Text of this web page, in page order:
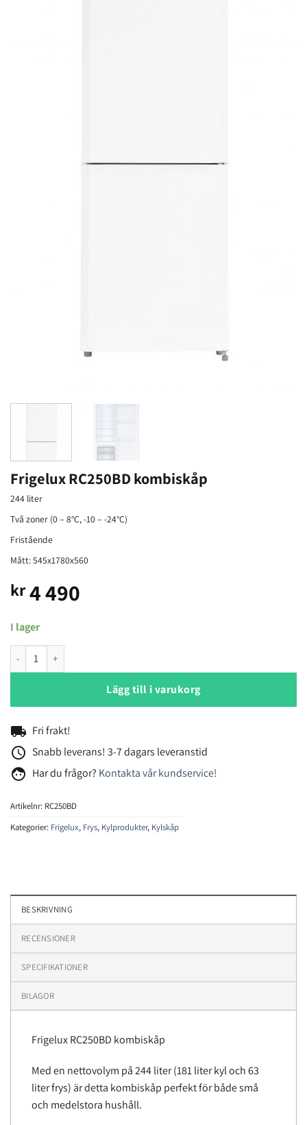
Frigelux RC250BD kombiskåp
244 liter
Två zoner (0 – 8°C, -10 – -24°C)
Fristående
Mått: 545x1780x560
kr4 490
I lager
Frigelux RC250BD kombiskåp mängd
Lägg till i varukorg
local_shipping Fri frakt!
access_time Snabb leverans! 3-7 dagars leveranstid
face Har du frågor? Kontakta vår kundservice!
Artikelnr: RC250BD
Kategorier: Frigelux, Frys, Kylprodukter, Kylskåp
BESKRIVNING
RECENSIONER
SPECIFIKATIONER
BILAGOR
Frigelux RC250BD kombiskåp
Med en nettovolym på 244 liter (181 liter kyl och 63
liter frys) är detta kombiskåp perfekt för både små
och medelstora hushåll.